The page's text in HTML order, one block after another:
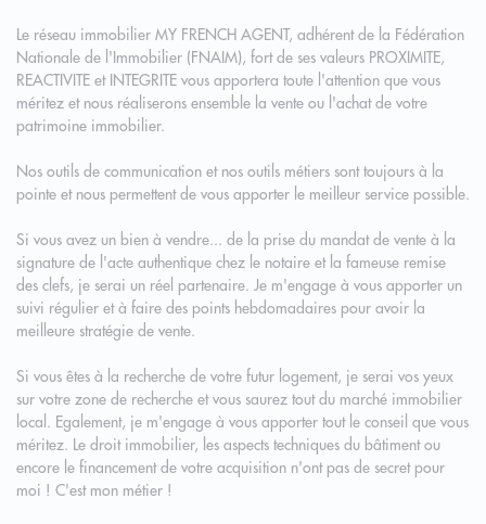
Le réseau immobilier MY FRENCH AGENT, adhérent de la Fédération
Nationale de l'Immobilier (FNAIM), fort de ses valeurs PROXIMITE,
REACTIVITE et INTEGRITE vous apportera toute l'attention que vous
méritez et nous réaliserons ensemble la vente ou l'achat de votre
patrimoine immobilier.
Nos outils de communication et nos outils métiers sont toujours à la
pointe et nous permettent de vous apporter le meilleur service possible.
Si vous avez un bien à vendre... de la prise du mandat de vente à la
signature de l'acte authentique chez le notaire et la fameuse remise
des clefs, je serai un réel partenaire. Je m'engage à vous apporter un
suivi régulier et à faire des points hebdomadaires pour avoir la
meilleure stratégie de vente.
Si vous êtes à la recherche de votre futur logement, je serai vos yeux
sur votre zone de recherche et vous saurez tout du marché immobilier
local. Egalement, je m'engage à vous apporter tout le conseil que vous
méritez. Le droit immobilier, les aspects techniques du bâtiment ou
encore le financement de votre acquisition n'ont pas de secret pour
moi ! C'est mon métier !